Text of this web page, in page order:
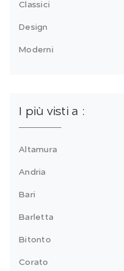
Classici
Design
Moderni
I più visti a :
Altamura
Andria
Bari
Barletta
Bitonto
Corato